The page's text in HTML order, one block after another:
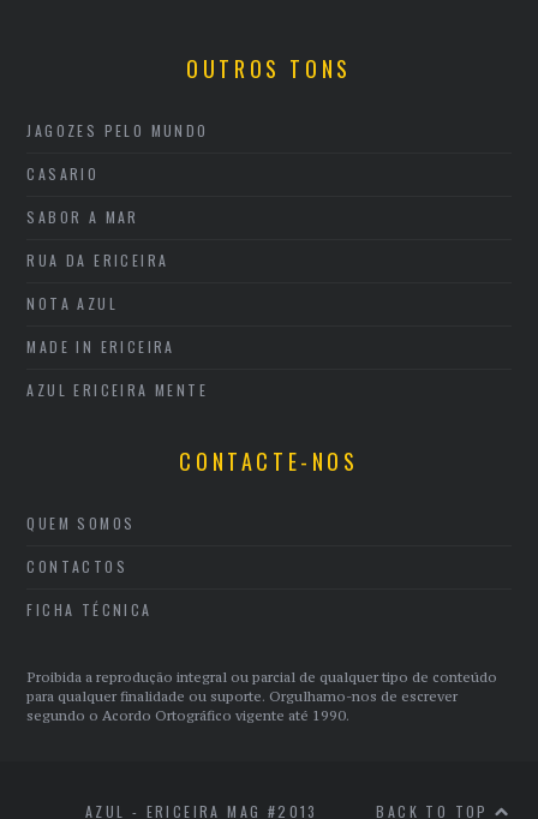
OUTROS TONS
JAGOZES PELO MUNDO
CASARIO
SABOR A MAR
RUA DA ERICEIRA
NOTA AZUL
MADE IN ERICEIRA
AZUL ERICEIRA MENTE
CONTACTE-NOS
QUEM SOMOS
CONTACTOS
FICHA TÉCNICA
Proibida a reprodução integral ou parcial de qualquer tipo de conteúdo
para qualquer finalidade ou suporte. Orgulhamo-nos de escrever
segundo o Acordo Ortográfico vigente até 1990.
AZUL - ERICEIRA MAG #2013 BACK TO TOP